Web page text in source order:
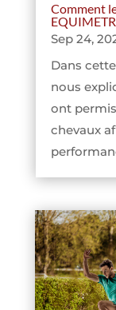
Comment
Sep 24,
Dans
nous
ont permis
chevaux